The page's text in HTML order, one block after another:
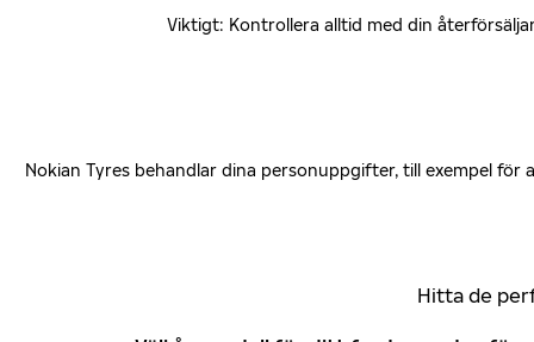
Viktigt: Kontrollera alltid med din
Nokian Tyres behandlar dina personuppgifter, till exempel
Hitta de